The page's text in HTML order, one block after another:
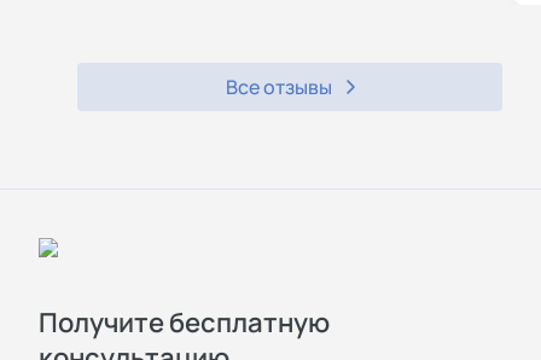
Все отзывы
Получите бесплатную